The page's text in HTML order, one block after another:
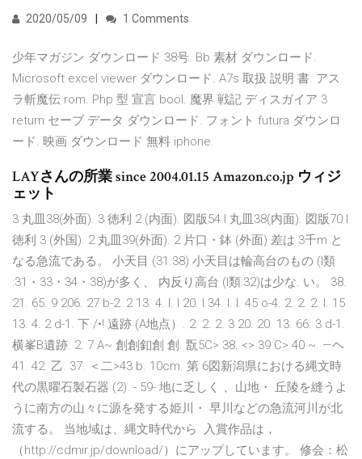
2020/05/09 1 Comments
少年マガジン ダウンロード 38号. Bb 素材 ダウンロード.
Microsoft excel viewer ダウンロード. Α7s 取扱 説明 書. アス
ラ斬魔伝 rom. Php 型 宣言 bool. 魔界 戦記 ディスガイア 3
return セーブ データ ダウンロード. フォント futura ダウンロ
ード. 映画 ダウンロード 無料 iphone.
LAYさんの所業 since 2004.01.15 Amazon.co.jp ウィジ
ェット
3 丸皿38(外面). 3 徳利 2 (内面). 図版54 I 丸皿38(内面). 図版70 I
徳利 3 (外国). 2 丸皿39(外面). 2 片口・鉢 (外面) 差は 3千m と
なる急流である。 小天目 (31.38) 小天目は輪高台のもの (I類
:31・33・34・38)が多く、 内反り高台 (I類:32)は少な. い。 38.
21. 65. 9 206. 27 b-2. 2 13. 4. I. I 20. I 34. I. I. 45 o-4. 2. 2. 2. I. 15
13. 4. 2 d-1. 下·/•! 遠跡 (A地点）. 2. 2. 2. 3 20. 20. 13. 66. 3 d-1.
横峯B遺跡. 2. 7 A~ 創創釦創 創. 翫5C> 38. <> 39 C> 40 ~. —ヘ
41. 42. 乙. 37. ＜二>43 b. 10cm. 第 6図新潟県における縄文時
代の黒曜石製石器 (2). - 59- 地に乏しく 、山地・ 丘陵を縫うよ
うに南方の山々に源を発する姫川・ 早川などの急流河川が北
流する。 当地域は、縄文時代から 入賞作品は，
（http://cdmir.jp/download/）にアップしています。 修会：松